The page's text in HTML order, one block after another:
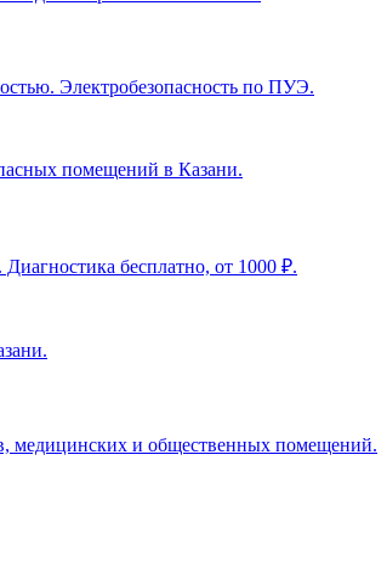
Электробезопасность по ПУЭ.
помещений в Казани.
бесплатно, от 1000 ₽.
.
медицинских и общественных помещений.